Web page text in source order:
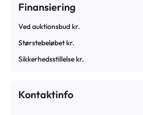
Finansiering
Ved auktionsbud kr.
Størstebeløbet kr.
Sikkerhedsstillelse kr.
Kontaktinfo